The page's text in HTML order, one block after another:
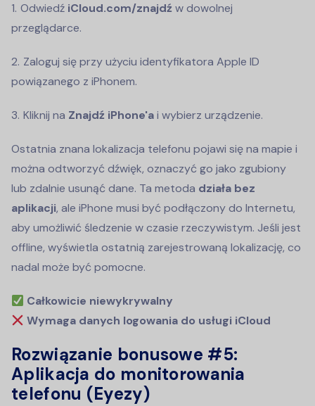
Odwiedź iCloud.com/znajdź w dowolnej
przeglądarce.
Zaloguj się przy użyciu identyfikatora Apple ID
powiązanego z iPhonem.
Kliknij na Znajdź iPhone'ai wybierz urządzenie.
Ostatnia znana lokalizacja telefonu pojawi się na mapie i
można odtworzyć dźwięk, oznaczyć go jako zgubiony
lub zdalnie usunąć dane. Ta metoda działa bez
aplikacji, ale iPhone musi być podłączony do Internetu,
aby umożliwić śledzenie w czasie rzeczywistym. Jeśli jest
offline, wyświetla ostatnią zarejestrowaną lokalizację, co
nadal może być pomocne.
Całkowicie niewykrywalny
Wymaga danych logowania do usługi iCloud
Rozwiązanie bonusowe #5:
Aplikacja do monitorowania
telefonu (Eyezy)